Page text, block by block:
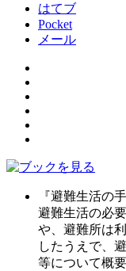
はてブ
Pocket
メール
『避難生活の
避難生活の必
や、避難所は
したうえで、
等について概